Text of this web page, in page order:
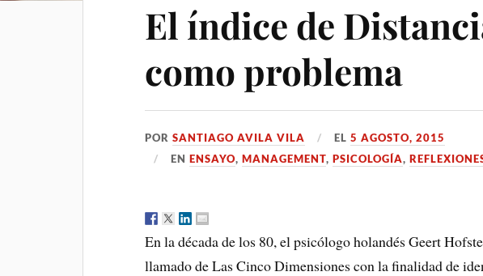
El índice de
como problema
PORSANTIAGO AVILA VILA EL5 AGOSTO, 2015
ENENSAYO,MANAGEMENT,PSICOLOGÍA,
En la década de los 80, el psicólogo holandés Geert
llamado de Las Cinco Dimensiones con la finalidad de